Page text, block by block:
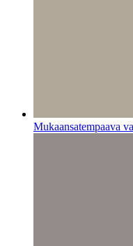
Mukaansatempaava